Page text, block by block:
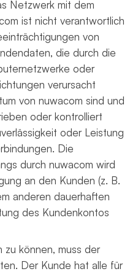
Netzwerk mit dem
ist nicht verantwortlich
von
die durch die
oder
verursacht
von nuwacom sind und
oder kontrolliert
oder Leistung
Die
durch nuwacom wird
an den Kunden (z. B.
anderen dauerhaften
des Kundenkontos
können, muss der
Der Kunde hat alle für